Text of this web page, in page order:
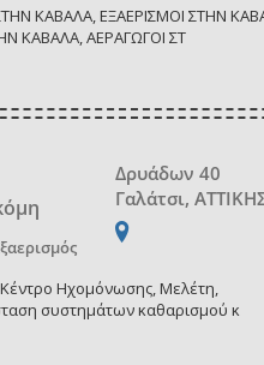
ΚΑΒΑΛΑ, ΕΞΑΕΡΙΣΜΟΙ ΣΤΗΝ
ΚΑΒΑΛΑ, ΑΕΡΑΓΩΓΟΙ ΣΤ
Δρυάδων 40
Γαλάτσι,
Ηχομόνωσης, Μελέτη,
συστημάτων καθαρισμού κ